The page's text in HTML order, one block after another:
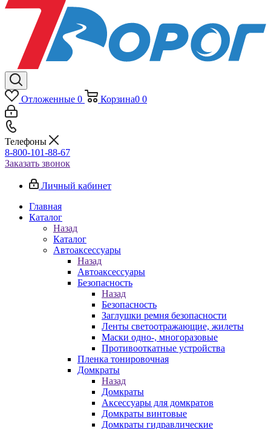
Отложенные 0 Корзина0 0
Телефоны
8-800-101-88-67
Заказать звонок
Личный кабинет
Главная
Каталог
Назад
Каталог
Автоаксессуары
Назад
Автоаксессуары
Безопасность
Назад
Безопасность
Заглушки ремня безопасности
Ленты светоотражающие, жилеты
Маски одно-, многоразовые
Противооткатные устройства
Пленка тонировочная
Домкраты
Назад
Домкраты
Аксессуары для домкратов
Домкраты винтовые
Домкраты гидравлические